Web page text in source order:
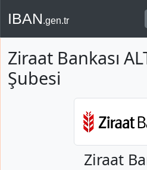
IBAN.gen.tr
Ziraat Bankası
Şubesi
Ziraat